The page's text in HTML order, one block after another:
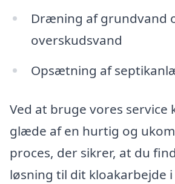
Dræning af grundvand
overskudsvand
Opsætning af
Ved at bruge vores service
glæde af en hurtig og
proces, der sikrer, at du
løsning til dit kloakarbejde i